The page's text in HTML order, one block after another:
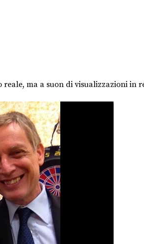
ma a suon di visualizzazioni in